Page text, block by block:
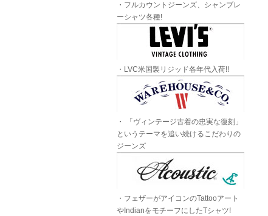
・フルカウントジーンズ、シャンブレ
ーシャツ各種!
・LVC米国製リジッド各年代入荷!!
・ 「ヴィンテージ古着の忠実な復刻」
というテーマを追い続けるこだわりの
ジーンズ
・フェザーがアイコンのTattooアート
やIndianをモチーフにしたTシャツ!